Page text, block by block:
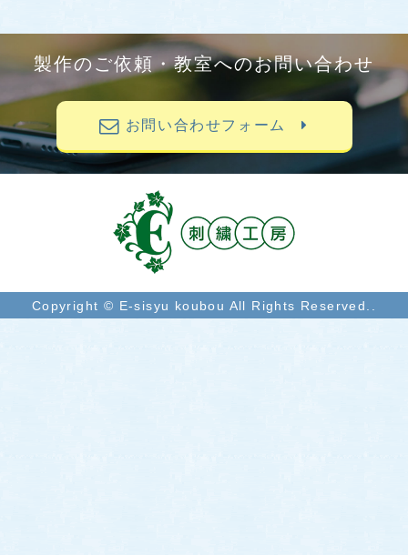
製作のご依頼・教室へのお問い合わせ
お問い合わせフォーム
Copyright © E-sisyu koubou All Rights Reserved..